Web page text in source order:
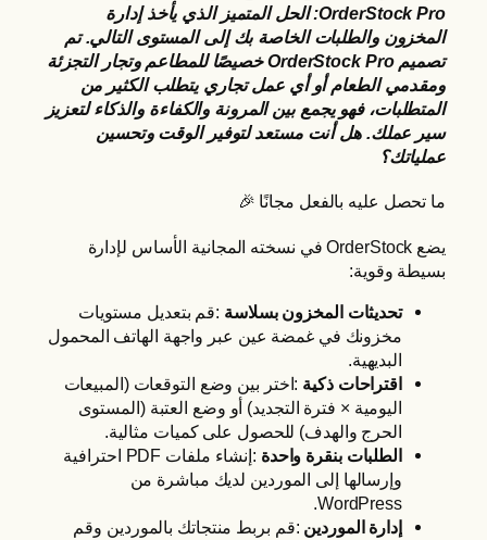
W
o
r
d
P
r
s
OrderStock Pro: الحل المتميز الذي يأخذ إدارة
المخزون والطلبات الخاصة بك إلى المستوى التالي. تم
تصميم OrderStock Pro خصيصًا للمطاعم وتجار التجزئة
ومقدمي الطعام أو أي عمل تجاري يتطلب الكثير من
المتطلبات، فهو يجمع بين المرونة والكفاءة والذكاء لتعزيز
سير عملك. هل أنت مستعد لتوفير الوقت وتحسين
عملياتك؟
ما تحصل عليه بالفعل مجانًا 🎉
يضع OrderStock في نسخته المجانية الأساس لإدارة
بسيطة وقوية:
تحديثات المخزون بسلاسة :قم بتعديل مستويات
مخزونك في غمضة عين عبر واجهة الهاتف المحمول
البديهية.
اقتراحات ذكية :اختر بين وضع التوقعات (المبيعات
اليومية × فترة التجديد) أو وضع العتبة (المستوى
الحرج والهدف) للحصول على كميات مثالية.
الطلبات بنقرة واحدة
:إنشاء ملفات PDF احترافية
وإرسالها إلى الموردين لديك مباشرة من
WordPress.
إدارة الموردين :قم بربط منتجاتك بالموردين وقم